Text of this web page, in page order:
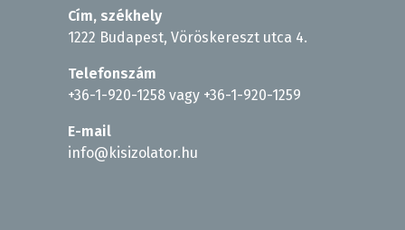
Cím, székhely
1222 Budapest, Vöröskereszt utca 4.
Telefonszám
+36-1-920-1258 vagy +36-1-920-1259
E-mail
info@kisizolator.hu